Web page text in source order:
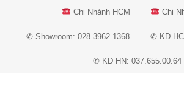
Chi Nhánh HCM Chi
✆ Showroom: 028.3962.1368 ✆ KD
✆ KD HN: 037.655.00.64